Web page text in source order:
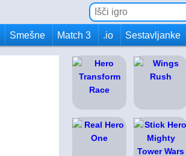
Smešne Match 3 .io Sestavljanke